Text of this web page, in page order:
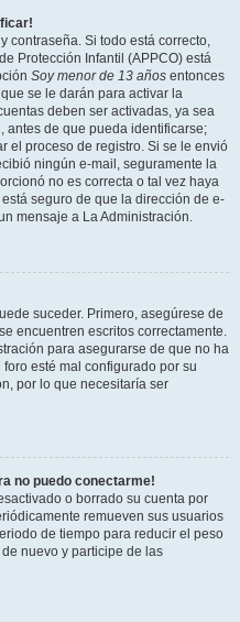
contraseña. Si todo está correcto,
Protección Infantil (APPCO) está
Soy menor de 13 años entonces
se le darán para activar la
deben ser activadas, ya sea
antes de que pueda identificarse;
el proceso de registro. Si se le envió
ningún e-mail, seguramente la
no es correcta o tal vez haya
seguro de que la dirección de e-
mensaje a La Administración.
suceder. Primero, asegúrese de
encuentren escritos correctamente.
para asegurarse de que no ha
esté mal configurado por su
por lo que necesitaría ser
no puedo conectarme!
o borrado su cuenta por
remueven sus usuarios
de tiempo para reducir el peso
nuevo y participe de las